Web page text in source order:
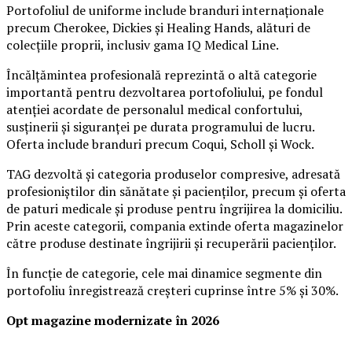
Portofoliul de uniforme include branduri internaționale
precum Cherokee, Dickies și Healing Hands, alături de
colecțiile proprii, inclusiv gama IQ Medical Line.
Încălțămintea profesională reprezintă o altă categorie
importantă pentru dezvoltarea portofoliului, pe fondul
atenției acordate de personalul medical confortului,
susținerii și siguranței pe durata programului de lucru.
Oferta include branduri precum Coqui, Scholl și Wock.
TAG dezvoltă și categoria produselor compresive, adresată
profesioniștilor din sănătate și pacienților, precum și oferta
de paturi medicale și produse pentru îngrijirea la domiciliu.
Prin aceste categorii, compania extinde oferta magazinelor
către produse destinate îngrijirii și recuperării pacienților.
În funcție de categorie, cele mai dinamice segmente din
portofoliu înregistrează creșteri cuprinse între 5% și 30%.
Opt magazine modernizate în 2026